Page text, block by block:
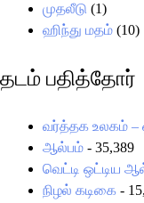
முதலீடு (1)
ஹிந்து மதம் (10)
தடம் பதித்தோர்
வர்த்தக உலகம் –
ஆல்பம் - 35,389
வெட்டி ஒட்டிய
நிழல் கடிகை -